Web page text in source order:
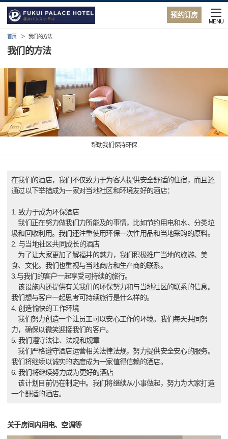
预约订房
MENU
首页 我们的方法
我们的方法
帮助我们保持环保
在我们的酒店，我们不仅致力于为客人提供安全舒适的住宿，而且还
通过以下举措成为一家对当地社区和环境友好的酒店：
1. 致力于成为环保酒店
我们正在努力做我们力所能及的事情，比如节约用电和水、分类垃
圾和回收利用。我们还注重使用环保一次性用品和当地采购的原料。
2. 与当地社区共同成长的酒店
为了让大家更加了解福井的魅力，我们积极推广当地的旅游、美
食、文化。我们也重视与当地商店和生产商的联系。
3.与我们的客户一起享受可持续的旅行。
该设施内还提供有关我们的环保努力和与当地社区的联系的信息。
我们想与客户一起思考可持续旅行是什么样的。
4. 创造愉快的工作环境
我们努力创造一个让员工可以安心工作的环境。我们每天共同努
力，确保以微笑迎接我们的客户。
5. 我们遵守法律、法规和规章
我们严格遵守酒店运营相关法律法规，努力提供安全安心的服务。
我们将继续以诚实的态度成为一家值得信赖的酒店。
6. 我们将继续努力成为更好的酒店
该计划目前仍在制定中。我们将继续从小事做起，努力为大家打造
一个舒适的酒店。
关于房间内用电、空调等